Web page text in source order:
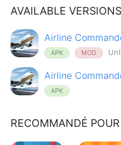
AVAILABLE VERSIONS
Airline
APK MOD
Airline
APK
RECOMMANDÉ